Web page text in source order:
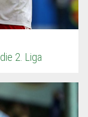
2. Liga